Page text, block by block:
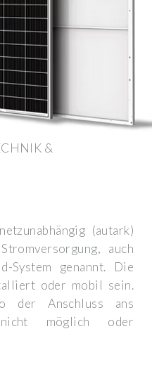
&
(autark)
auch
System genannt. Die
oder mobil sein.
der Anschluss ans
möglich oder